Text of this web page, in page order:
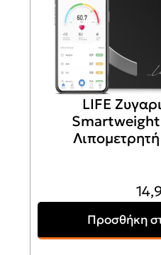
LIFE
Προσθήκη